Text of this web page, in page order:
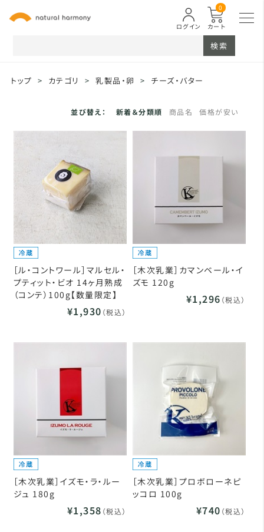
カート
0
ログイン
検索
トップ > カテゴリ > 乳製品・卵 > チーズ・バター
並び替え： 新着＆分類順 商品名 価格が安い
［ル・コントワール］マルセル・
プティット・ビオ 14ヶ月熟成
（コンテ）100g【数量限定】
¥1,930 （税込）
［木次乳業］カマンベール・イ
ズモ 120g
¥1,296 （税込）
［木次乳業］イズモ・ラ・ルー
ジュ 180g
¥1,358 （税込）
［木次乳業］プロボローネピ
ッコロ 100g
¥740 （税込）